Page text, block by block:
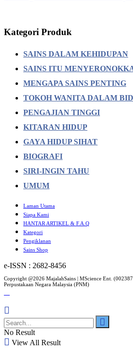
Kategori Produk
SAINS DALAM KEHIDUPAN
SAINS ITU
MENGAPA SAINS PENTING
TOKOH WANITA DALAM
PENGAJIAN TINGGI
KITARAN HIDUP
GAYA HIDUP SIHAT
BIOGRAFI
SIRI-INGIN TAHU
UMUM
Laman Utama
Siapa Kami
HANTAR ARTIKEL & F.A.Q
Kategori
Pengiklanan
Sains Shop
e-ISSN : 2682-8456
Copyright @2026 MajalahSains | MScience Ent.
Perpustakaan Negara Malaysia (PNM)
No Result
View All Result